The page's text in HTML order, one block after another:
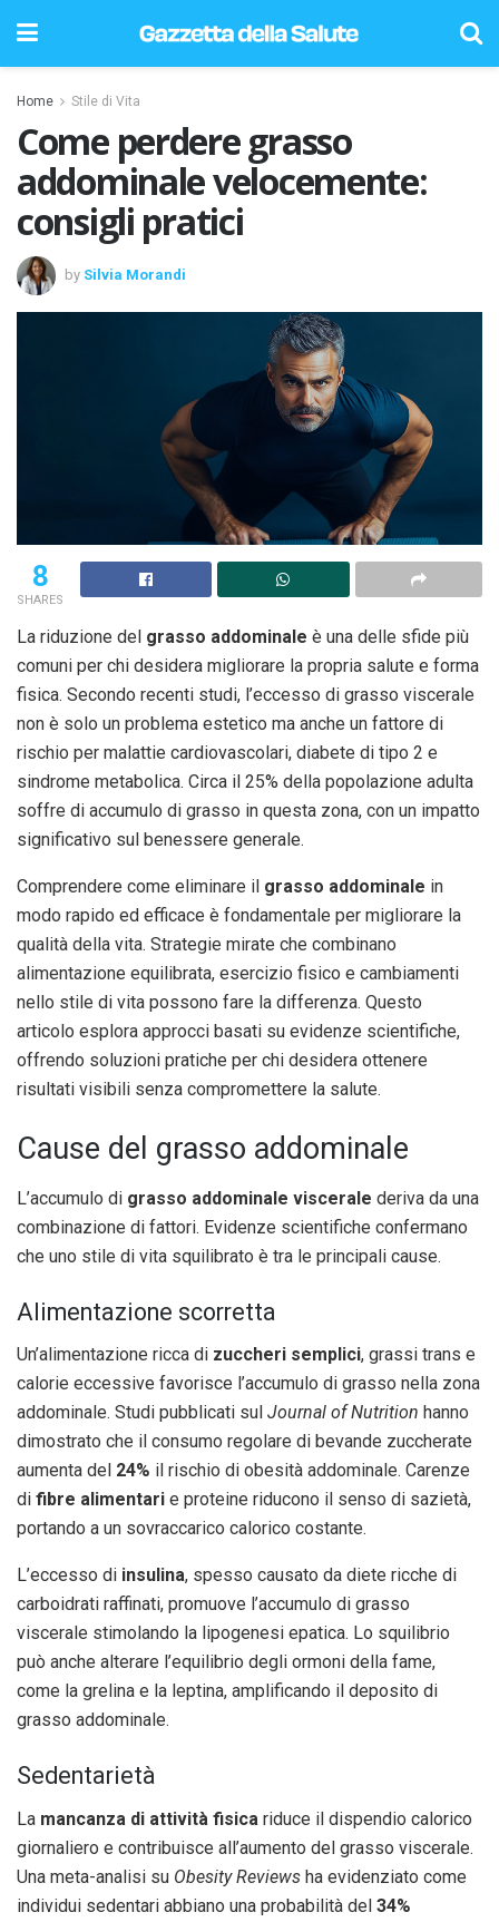
Home Stile di Vita
Come perdere grasso
addominale velocemente:
consigli pratici
by Silvia Morandi
8
SHARES
La riduzione del grasso addominale è una delle sfide più
comuni per chi desidera migliorare la propria salute e forma
fisica. Secondo recenti studi, l’eccesso di grasso viscerale
non è solo un problema estetico ma anche un fattore di
rischio per malattie cardiovascolari, diabete di tipo 2 e
sindrome metabolica. Circa il 25% della popolazione adulta
soffre di accumulo di grasso in questa zona, con un impatto
significativo sul benessere generale.
Comprendere come eliminare il grasso addominale in
modo rapido ed efficace è fondamentale per migliorare la
qualità della vita. Strategie mirate che combinano
alimentazione equilibrata, esercizio fisico e cambiamenti
nello stile di vita possono fare la differenza. Questo
articolo esplora approcci basati su evidenze scientifiche,
offrendo soluzioni pratiche per chi desidera ottenere
risultati visibili senza compromettere la salute.
Cause del grasso addominale
L’accumulo di grasso addominale viscerale deriva da una
combinazione di fattori. Evidenze scientifiche confermano
che uno stile di vita squilibrato è tra le principali cause.
Alimentazione scorretta
Un’alimentazione ricca di zuccheri semplici, grassi trans e
calorie eccessive favorisce l’accumulo di grasso nella zona
addominale. Studi pubblicati sul Journal of Nutrition hanno
dimostrato che il consumo regolare di bevande zuccherate
aumenta del 24% il rischio di obesità addominale. Carenze
di fibre alimentari e proteine riducono il senso di sazietà,
portando a un sovraccarico calorico costante.
L’eccesso di insulina, spesso causato da diete ricche di
carboidrati raffinati, promuove l’accumulo di grasso
viscerale stimolando la lipogenesi epatica. Lo squilibrio
può anche alterare l’equilibrio degli ormoni della fame,
come la grelina e la leptina, amplificando il deposito di
grasso addominale.
Sedentarietà
La mancanza di attività fisica riduce il dispendio calorico
giornaliero e contribuisce all’aumento del grasso viscerale.
Una meta-analisi su Obesity Reviews ha evidenziato come
individui sedentari abbiano una probabilità del 34%